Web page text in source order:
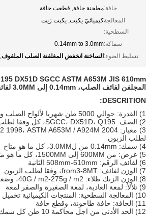
حافة:مطحنة حافة, قطعت حافة
المعالجة
السطحية:
كيميائيّ يكبت, يكبت زيت
سماكة:0.14mm to 3.0mm
تسليط الضوء:الساخنة انخفض المغلفنة الصلب الملفوف,
المجلفن لفائف الصلب، 0.14mm إلى 3.0MM لفائف الصلب
DESCRITION:
1) القدرة: حوالي 5000 طن شهريا لألواح الصلب والمنتجات لفائف
2) الصف: SGCC، DX51D، Q195، كل وفقا لطلب الزبون
لطلب الزبون
4) سمك: 0.14mm من ل3.0MM، كل ما هو متاح
5) عرض: من 600MM إلى 1500MM، كل ما هو متاح
6) لفائف الرقم: 508mm-610mm الثانية
7) الوزن لفائف: from3-8MT، وفقا لطلب الزبون
8) الوزن الزنك طلاء: 40G / m2-275g / m2، وضعف الجانب
9) تلألأ: لمعة العادية، لمعة الصغيرة والصفر لمعة
10) المعالجة السطحية: المنتجات الكيميائية تخميل والزيوت وزيوت تخميل
11) الحافة: حافة طاحونة، وقطع حافة
12) الحد الأدنى من اجل محاكمة 10 طن كل سمك، 1x20 'في تسليم